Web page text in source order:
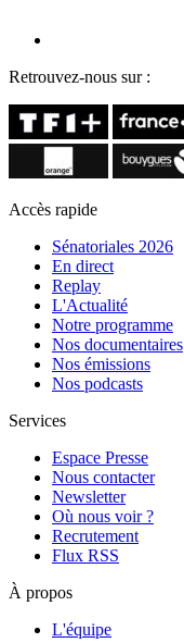
Retrouvez-nous sur :
Accès rapide
Sénatoriales 2026
En direct
Replay
L'Actualité
Notre programme
Nos documentaires
Nos émissions
Nos podcasts
Services
Espace Presse
Nous contacter
Newsletter
Où nous voir ?
Recrutement
Flux RSS
À propos
L'équipe